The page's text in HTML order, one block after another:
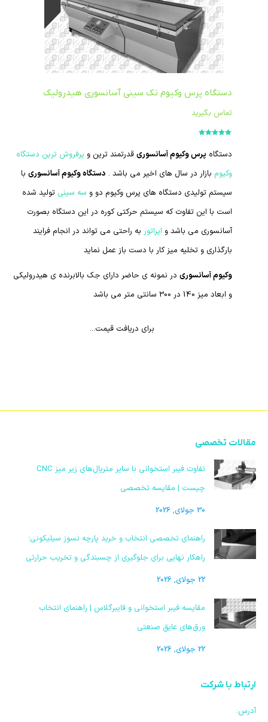
دستگاه پرس وکیوم تک سینی آسانسوری هیدرولیک
تماس بگیرید
دستگاه پرس وکیوم آسانسوری قدرتمند ترین و پرفروش ترین دستگاه
وکیوم بازار در سال های اخیر می باشد . دستگاه وکیوم آسانسوری با
سیستم تولیدی دستگاه های پرس وکیوم دو و سه سینی تولید شده
است با این تفاوت که سیستم حرکتی کوره در این دستگاه بصورت
آسانسوری می باشد و اپراتور به راحتی می تواند در انجام فرایند
بارگذاری و تخلیه میز کار با دست باز عمل نماید
وکیوم آسانسوری در نمونه ی حاضر دارای جک بالابرنده ی هیدرولیکی
و ابعاد میز 140 در 300 سانتی متر می باشد
برای دریافت قیمت...
مقالات تخصصی
تفاوت فیبر استخوانی با سایر متریال‌های زیر میز CNC
چیست | مقایسه تخصصی
30 جولای, 2026
راهنمای تخصصی انتخاب و خرید پارچه نسوز سیلیکونی؛
راهکار نهایی برای جلوگیری از چسبندگی و تخریب حرارتی
22 جولای, 2026
مقایسه فیبر استخوانی و فایبرگلاس | راهنمای انتخاب
ورق‌های عایق صنعتی
22 جولای, 2026
ارتباط با شرکت
آدرس: